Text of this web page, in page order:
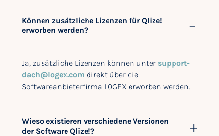
Können zusätzliche Lizenzen für Qlize!
erworben werden?
Ja, zusätzliche Lizenzen können unter support-
dach@logex.com direkt über die
Softwareanbieterfirma LOGEX erworben werden.
Wieso existieren verschiedene Versionen
der Software Qlize!?